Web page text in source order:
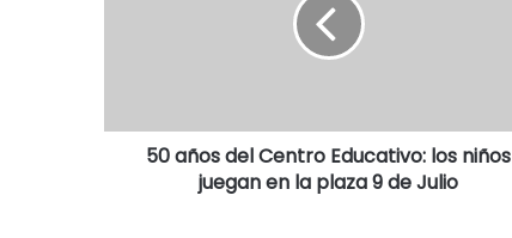
50 años del Centro Educativo: los niños
juegan en la plaza 9 de Julio